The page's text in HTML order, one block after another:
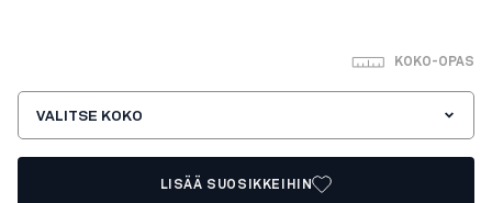
KOKO-OPAS
VALITSE KOKO
LISÄÄ SUOSIKKEIHIN